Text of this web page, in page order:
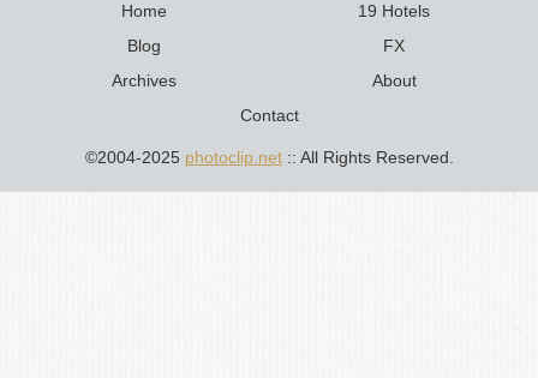
Home
19 Hotels
Blog
FX
Archives
About
Contact
©2004-2025 photoclip.net:: All Rights Reserved.